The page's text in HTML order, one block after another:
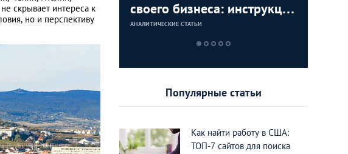
скрывает интереса к
но и перспективу
своего бизнеса: инструкция
для граждан СНГ
АНАЛИТИЧЕСКИЕ СТАТЬИ
процедура для
СТАТЬИ
Популярные статьи
Как найти работу в США:
ТОП-7 сайтов для поиска